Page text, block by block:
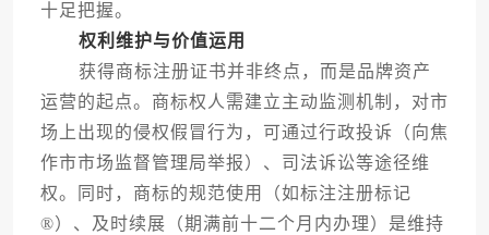
十足把握。
权利维护与价值运用
获得商标注册证书并非终点，而是品牌资产
运营的起点。商标权人需建立主动监测机制，对市
场上出现的侵权假冒行为，可通过行政投诉（向焦
作市市场监督管理局举报）、司法诉讼等途径维
权。同时，商标的规范使用（如标注注册标记
®）、及时续展（期满前十二个月内办理）是维持